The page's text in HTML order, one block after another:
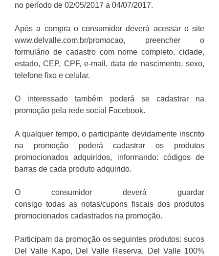
no período de 02/05/2017 a 04/07/2017.
Após a compra o consumidor deverá acessar o site
www.delvalle.com.br/promocao, preencher o
formulário de cadastro com nome completo, cidade,
estado, CEP, CPF, e-mail, data de nascimento, sexo,
telefone fixo e celular.
O interessado também poderá se cadastrar na
promoção pela rede social Facebook.
A qualquer tempo, o participante devidamente inscrito
na promoção poderá cadastrar os produtos
promocionados adquiridos, informando: códigos de
barras de cada produto adquirido.
O consumidor deverá guardar
consigo todas as notas/cupons fiscais dos produtos
promocionados cadastrados na promoção.
Participam da promoção os seguintes produtos: sucos
Del Valle Kapo, Del Valle Reserva, Del Valle 100%